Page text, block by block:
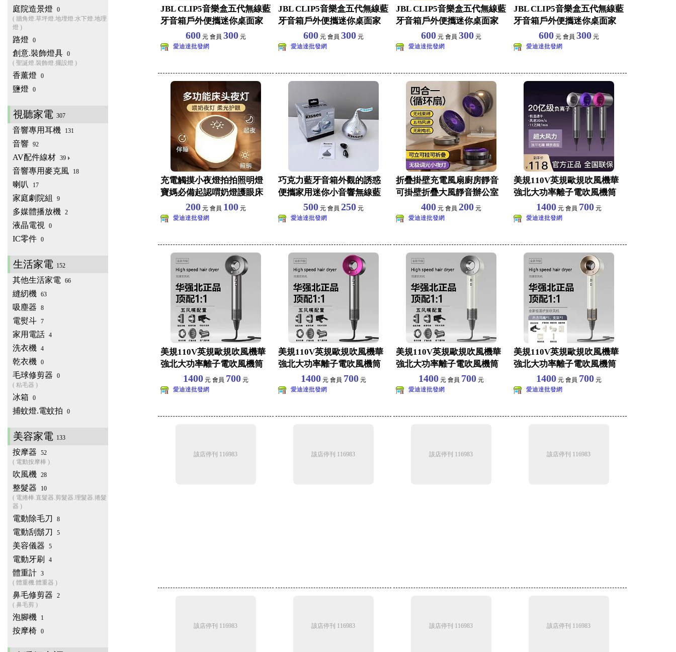
庭院造景燈
0
( 牆角燈.草坪燈.地埋燈.水下燈.地理
燈 )
路燈 0
創意.裝飾燈具 0
( 聖誕燈.裝飾燈.擺設燈 )
香薰燈 0
鹽燈 0
視聽家電 307
音響專用耳機 131
音響 92
AV配件線材 39
音響專用麥克風 18
喇叭 17
家庭劇院組 9
多媒體播放機 2
液晶電視 0
IC零件 0
生活家電 152
其他生活家電 66
縫紉機 63
吸塵器 8
電熨斗 7
家用電話 4
洗衣機 4
乾衣機 0
毛球修剪器
0
( 粘毛器 )
冰箱 0
捕蚊燈.電蚊拍 0
美容家電 133
按摩器
52
( 電動按摩棒 )
吹風機 28
整髮器
10
( 電捲棒.直髮器.剪髮器.理髮器.捲髮
器 )
電動除毛刀 8
電動刮鬍刀 5
美容儀器 5
電動牙刷 4
體重計 3
( 體重機.體重器 )
鼻毛修剪器
2
( 鼻毛剪 )
泡腳機 1
按摩椅 0
JBL CLIP5音樂盒五代無線藍
牙音箱戶外便攜迷你桌面家
庭音響重低音
600元 會員 300元
愛迪達批發網
JBL CLIP5音樂盒五代無線藍
牙音箱戶外便攜迷你桌面家
庭音響重低音
600元 會員 300元
愛迪達批發網
JBL CLIP5音樂盒五代無線藍
牙音箱戶外便攜迷你桌面家
庭音響重低音
600元 會員 300元
愛迪達批發網
JBL CLIP5音樂盒五代無線藍
牙音箱戶外便攜迷你桌面家
庭音響重低音
600元 會員 300元
愛迪達批發網
充電觸摸小夜燈拍拍照明燈
寶媽必備起認喟奶燈護眼床
頭燈臥室睡眠
200元 會員 100元
愛迪達批發網
巧克力藍牙音箱外觀的誘惑
便攜家用迷你小音響無線藍
500元 會員 250元
愛迪達批發網
折疊掛壁充電風扇廚房靜音
可掛壁折疊大風靜音辦公室
宿舍五檔風速無極調光小
400元 會員 200元
愛迪達批發網
美規110V英規歐規吹風機華
強北大功率離子電吹風機筒
香港臺灣適用
1400元 會員 700元
愛迪達批發網
美規110V英規歐規吹風機華
強北大功率離子電吹風機筒
香港臺灣適用
1400元 會員 700元
愛迪達批發網
美規110V英規歐規吹風機華
強北大功率離子電吹風機筒
香港臺灣適用
1400元 會員 700元
愛迪達批發網
美規110V英規歐規吹風機華
強北大功率離子電吹風機筒
香港臺灣適用
1400元 會員 700元
愛迪達批發網
美規110V英規歐規吹風機華
強北大功率離子電吹風機筒
香港臺灣適用
1400元 會員 700元
愛迪達批發網
該店停刊 116983 該店停刊 116983 該店停刊 116983 該店停刊 116983
該店停刊 116983 該店停刊 116983 該店停刊 116983 該店停刊 116983